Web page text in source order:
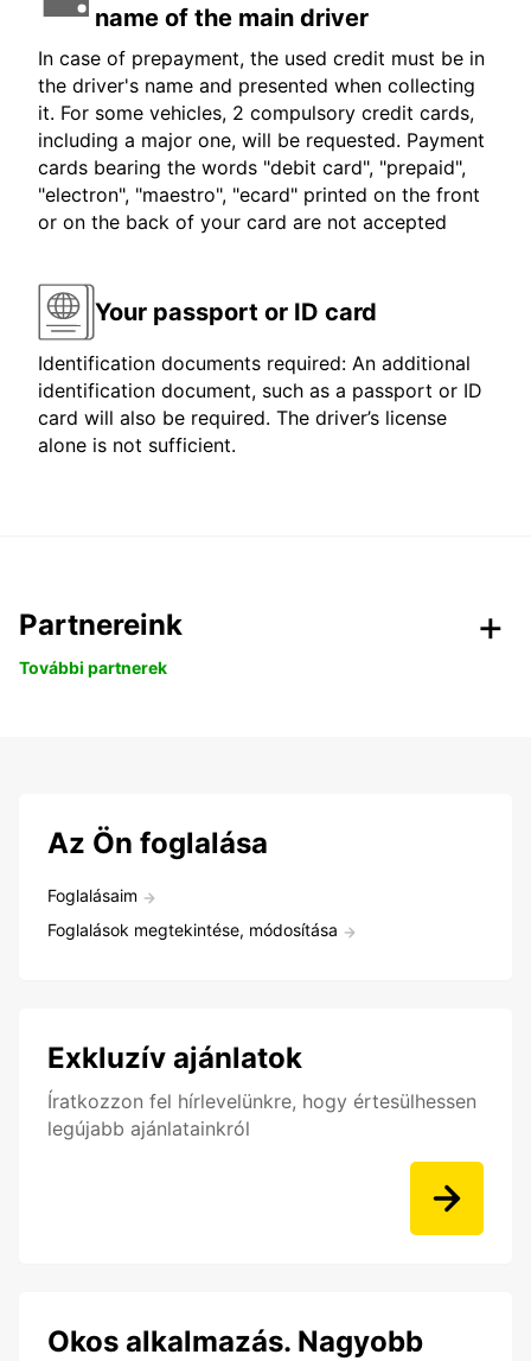
name of the main driver
In case of prepayment, the used credit must be in
the driver's name and presented when collecting
it. For some vehicles, 2 compulsory credit cards,
including a major one, will be requested. Payment
cards bearing the words "debit card", "prepaid",
"electron", "maestro", "ecard" printed on the front
or on the back of your card are not accepted
Your passport or ID card
Identification documents required: An additional
identification document, such as a passport or ID
card will also be required. The driver’s license
alone is not sufficient.
Partnereink
További partnerek
Az Ön foglalása
Foglalásaim
Foglalások megtekintése, módosítása
Exkluzív ajánlatok
Íratkozzon fel hírlevelünkre, hogy értesülhessen
legújabb ajánlatainkról
Okos alkalmazás. Nagyobb